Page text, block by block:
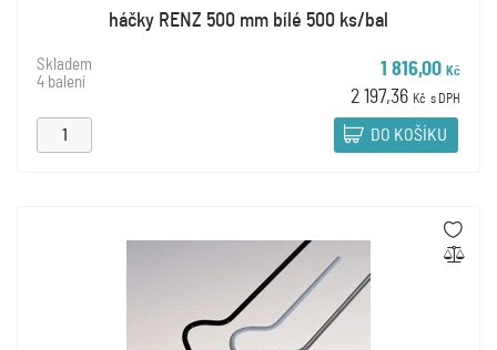
háčky RENZ 500 mm bílé 500 ks/bal
Skladem
4 balení
1 816,00 Kč
2 197,36 Kč s DPH
DO KOŠÍKU